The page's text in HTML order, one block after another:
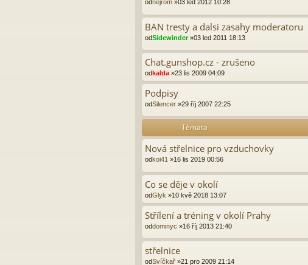
odnejrom »03 led 2012 10:28
BAN tresty a dalsi zasahy moderatoru
odSidewinder»03 led 2011 18:13
Chat.gunshop.cz - zrušeno
odkalda »23 lis 2009 04:09
Podpisy
odSilencer »29 říj 2007 22:25
Témata
Nová střelnice pro vzduchovky
odkoi41 »16 lis 2019 00:56
Co se děje v okolí
odGlyk »10 kvě 2018 13:07
Střílení a tréning v okolí Prahy
oddominyc »16 říj 2013 21:40
střelnice
odSvíčkař »21 pro 2009 21:14